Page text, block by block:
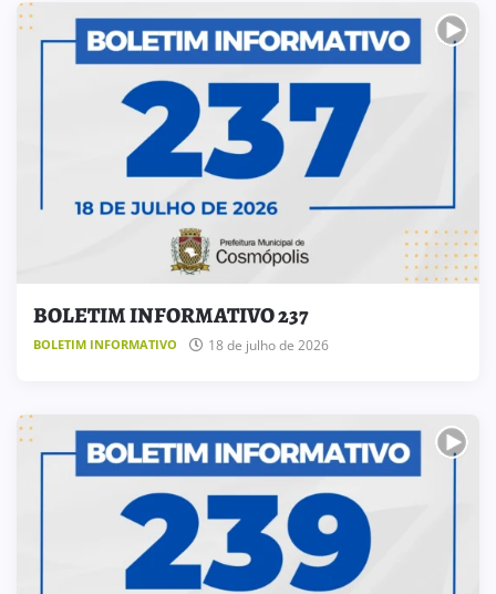
BOLETIM INFORMATIVO 237
BOLETIM INFORMATIVO 18 de julho de 2026